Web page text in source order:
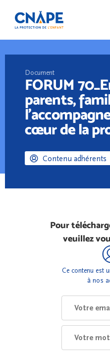
Document
FORUM
parents,
cœur de la
Contenu adhérents
Pour
veuillez
Ce contenu est
à nos